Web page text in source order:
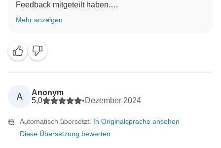
Feedback mitgeteilt haben.
Wissen und ihr Sinn für Humor Ihre Reise so
bereichert haben. Es ist schön zu wissen, dass sie
sich um das Wohlergehen der Gruppe gekümmert und
dazu beigetragen hat, eine so lustige und angenehme
Atmosphäre zu schaffen.
Wir werden Ihre freundlichen Worte an den Trip
Manager weiterleiten, da wir solche Anerkennung
Mehr anzeigen
A
Anonym
5,0
•Dezember 2024
Automatisch übersetzt. In Originalsprache ansehen
Diese Übersetzung bewerten